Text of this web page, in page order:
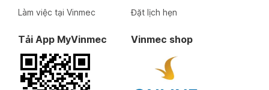
Làm việc tại Vinmec
Đặt lịch hẹn
Tải App MyVinmec Vinmec shop